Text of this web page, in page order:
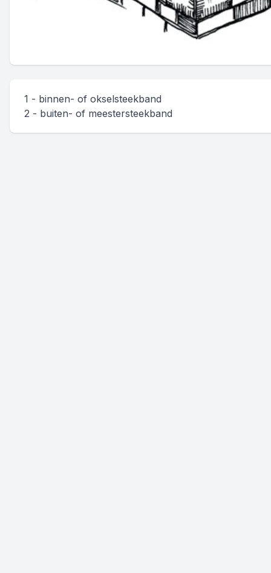
1 - binnen- of okselsteekband
2 - buiten- of meestersteekband